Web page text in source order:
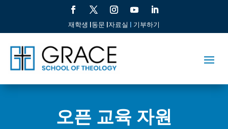
재학생 |동문 |자료실 | 기부하기
오픈 교육 자원